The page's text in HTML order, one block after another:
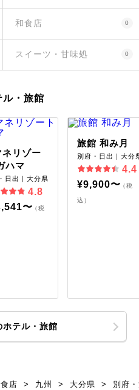
和食店 0
スイーツ・甘味処 0
ル・旅館
ネリゾー
ハマ
日出｜大分県
4.8
〜（税
旅館 和み月
別府・日出｜大分
4.4
¥9,900〜（税
込）
ホテル・旅館
店 九州 大分県 別府